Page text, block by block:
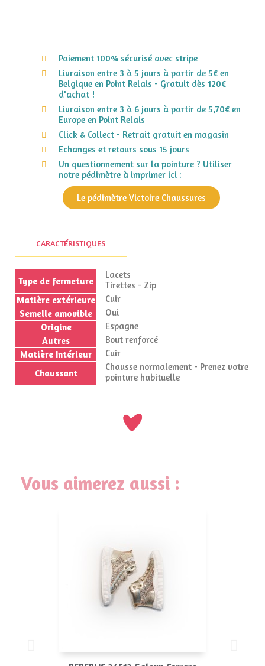
Paiement 100% sécurisé avec stripe
Livraison entre 3 à 5 jours à partir de 5€ en
Belgique en Point Relais - Gratuit dès 120€
d'achat !
Livraison entre 3 à 6 jours à partir de 5,70€ en
Europe en Point Relais
Click & Collect - Retrait gratuit en magasin
Echanges et retours sous 15 jours
Un questionnement sur la pointure ? Utiliser
notre pédimètre à imprimer ici :
Le pédimètre Victoire Chaussures
CARACTÉRISTIQUES
Type de fermeture
Lacets
Tirettes - Zip
Matière extérieure
Cuir
Semelle amovible
Oui
Origine
Espagne
Autres
Bout renforcé
Matière Intérieur
Cuir
Chaussant
Chausse normalement - Prenez votre
pointure habituelle
Vous aimerez aussi :